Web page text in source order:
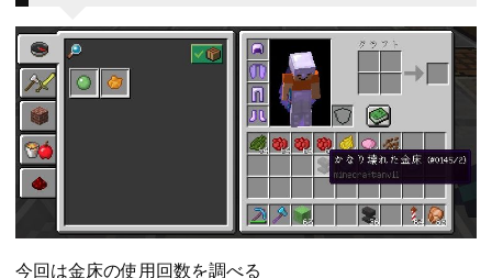
今回は金床の使用回数を調べる